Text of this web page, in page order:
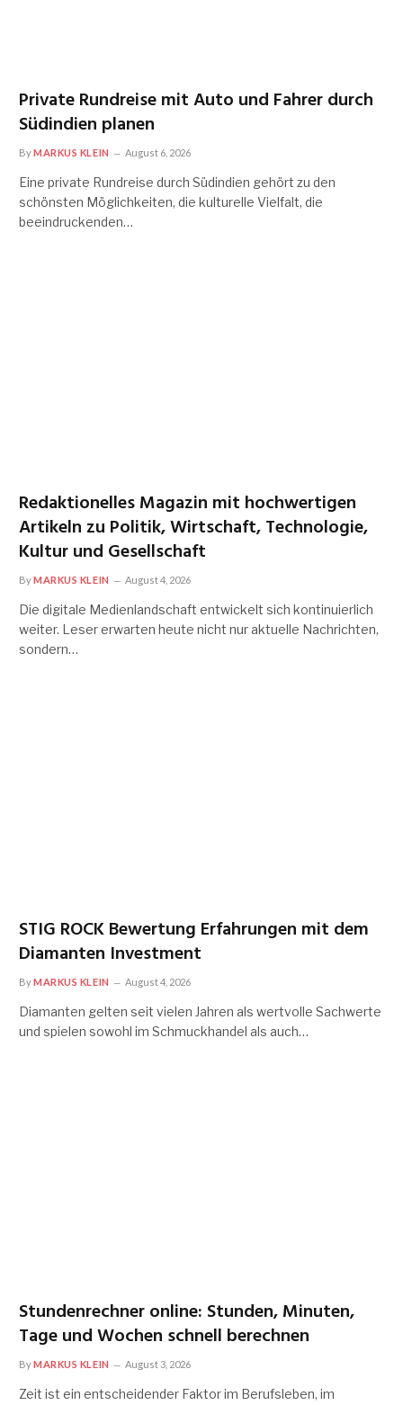
Private Rundreise mit Auto und Fahrer durch
Südindien planen
ByMARKUS KLEIN August 6, 2026
Eine private Rundreise durch Südindien gehört zu den
schönsten Möglichkeiten, die kulturelle Vielfalt, die
beeindruckenden…
Redaktionelles Magazin mit hochwertigen
Artikeln zu Politik, Wirtschaft, Technologie,
Kultur und Gesellschaft
ByMARKUS KLEIN August 4, 2026
Die digitale Medienlandschaft entwickelt sich kontinuierlich
weiter. Leser erwarten heute nicht nur aktuelle Nachrichten,
sondern…
STIG ROCK Bewertung Erfahrungen mit dem
Diamanten Investment
ByMARKUS KLEIN August 4, 2026
Diamanten gelten seit vielen Jahren als wertvolle Sachwerte
und spielen sowohl im Schmuckhandel als auch…
Stundenrechner online: Stunden, Minuten,
Tage und Wochen schnell berechnen
ByMARKUS KLEIN August 3, 2026
Zeit ist ein entscheidender Faktor im Berufsleben, im